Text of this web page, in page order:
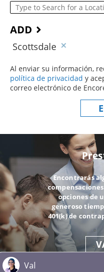
ADD
Scottsdale
Al enviar su información,
política de privacidad (este
y
correo electrónico de
Encontrarás
opciones de
generoso
401(k) de